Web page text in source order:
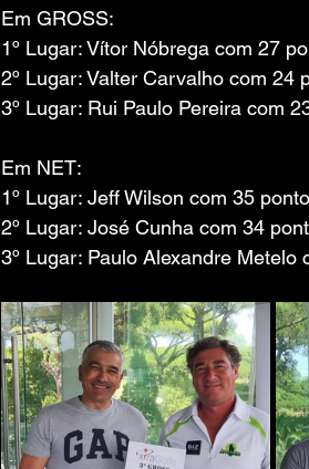
Em GROSS:
1º Lugar: Vítor Nóbrega com 27
2º Lugar: Valter Carvalho com 24
3º Lugar: Rui Paulo Pereira com
Em NET:
1º Lugar: Jeff Wilson com 35
2º Lugar: José Cunha com 34
3º Lugar: Paulo Alexandre Metelo